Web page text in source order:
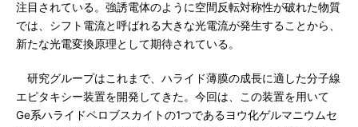
注目されている。強誘電体のように空間反転対称性が破れた物質
では、シフト電流と呼ばれる大きな光電流が発生することから、
新たな光電変換原理として期待されている。
研究グループはこれまで、ハライド薄膜の成長に適した分子線
エピタキシー装置を開発してきた。今回は、この装置を用いて
Ge系ハライドペロブスカイトの1つであるヨウ化ゲルマニウムセ